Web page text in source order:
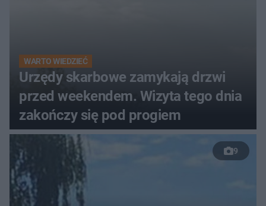
WARTO WIEDZIEĆ
Urzędy skarbowe zamykają drzwi
przed weekendem. Wizyta tego dnia
zakończy się pod progiem
9